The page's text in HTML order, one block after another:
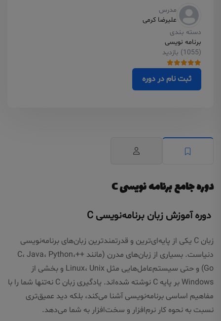
مدرس
علیرضا کرمی
دسته بندی
برنامه نویسی
(1055) بازدید
ثبت نام در دوره
دوره جامع برنامه نویسی C
دوره آموزش زبان برنامه‌نویسی C
زبان C یکی از پایه‌ای‌ترین و قدرتمندترین زبان‌های برنامه‌نویسی
دنیاست. بسیاری از زبان‌های مدرن (مانند ++C، Java، Python،
Go) و حتی سیستم‌عامل‌هایی مثل Linux، Unix و بخشی از
Windows بر پایه C نوشته شده‌اند. یادگیری زبان C نه‌تنها شما را با
مفاهیم اساسی برنامه‌نویسی آشنا می‌کند، بلکه دید عمیق‌تری
نسبت به نحوه کار نرم‌افزار و سخت‌افزار به شما می‌دهد.